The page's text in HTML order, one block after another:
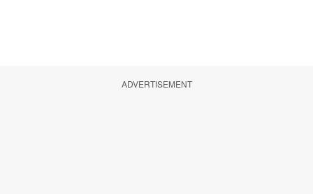
ADVERTISEMENT